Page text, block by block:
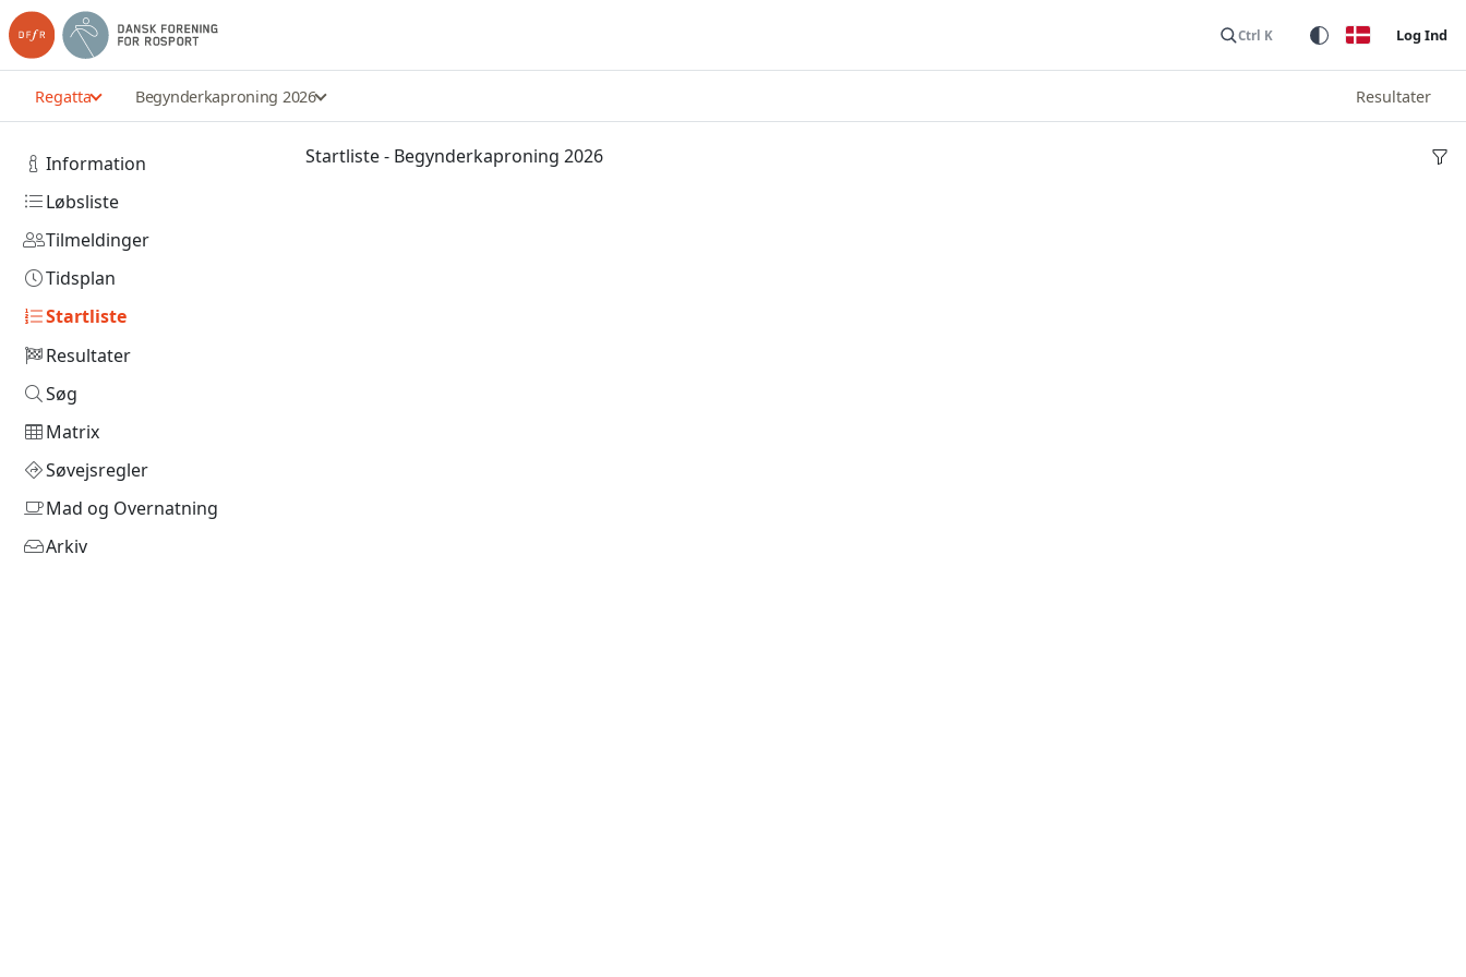
Ctrl K Log Ind
Regatta Begynderkaproning 2026 Resultater
Information
Løbsliste
Tilmeldinger
Tidsplan
Startliste
Resultater
Søg
Matrix
Søvejsregler
Mad og Overnatning
Arkiv
Startliste - Begynderkaproning 2026